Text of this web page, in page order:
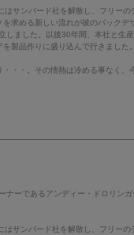
サンバード社を解散し、フリー
求める新しい流れが彼のパック
ました。以後30年間、本社と生
製品作りに盛り込んで行きました。
・・。その情熱は冷める事なく
ーであるアンディー・ドロリン
サンバード社を解散し、フリー